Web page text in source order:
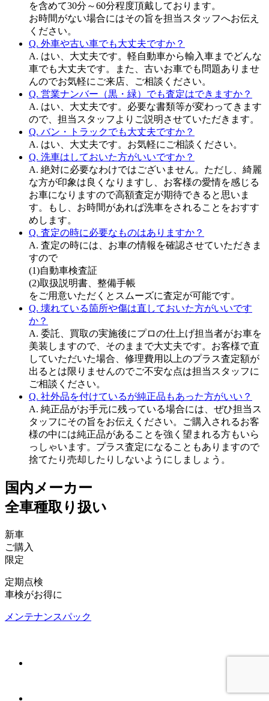
を含めて30分～60分程度頂戴しております。
お時間がない場合にはその旨を担当スタッフへお伝え
ください。
Q. 外車や古い車でも大丈夫ですか？
A. はい、大丈夫です。軽自動車から輸入車までどんな
車でも大丈夫です。また、古いお車でも問題ありませ
んのでお気軽にご来店、ご相談ください。
Q. 営業ナンバー（黒・緑）でも査定はできますか？
A. はい、大丈夫です。必要な書類等が変わってきます
ので、担当スタッフよりご説明させていただきます。
Q. バン・トラックでも大丈夫ですか？
A. はい、大丈夫です。お気軽にご相談ください。
Q. 洗車はしておいた方がいいですか？
A. 絶対に必要なわけではございません。ただし、綺麗
な方が印象は良くなりますし、お客様の愛情を感じる
お車になりますので高額査定が期待できると思いま
す。もし、お時間があれば洗車をされることをおすす
めします。
Q. 査定の時に必要なものはありますか？
A. 査定の時には、お車の情報を確認させていただきま
すので
(1)自動車検査証
(2)取扱説明書、整備手帳
をご用意いただくとスムーズに査定が可能です。
Q. 壊れている箇所や傷は直しておいた方がいいです
か？
A. 委託、買取の実施後にプロの仕上げ担当者がお車を
美装しますので、そのままで大丈夫です。お客様で直
していただいた場合、修理費用以上のプラス査定額が
出るとは限りませんのでご不安な点は担当スタッフに
ご相談ください。
Q. 社外品を付けているが純正品もあった方がいい？
A. 純正品がお手元に残っている場合には、ぜひ担当ス
タッフにその旨をお伝えください。ご購入されるお客
様の中には純正品があることを強く望まれる方もいら
っしゃいます。プラス査定になることもありますので
捨てたり売却したりしないようにしましょう。
国内メーカー
全車種取り扱い
新車
ご購入
限定
定期点検
車検がお得に
メンテナンスパック